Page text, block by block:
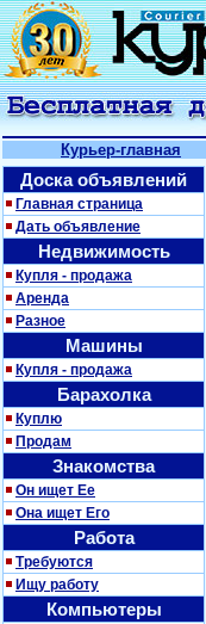
Курьер-главная
Доска объявлений
Главная страница
Дать объявление
Недвижимость
Купля - продажа
Аренда
Разное
Машины
Купля - продажа
Барахолка
Куплю
Продам
Знакомства
Он ищет Ее
Она ищет Его
Работа
Требуются
Ищу работу
Компьютеры